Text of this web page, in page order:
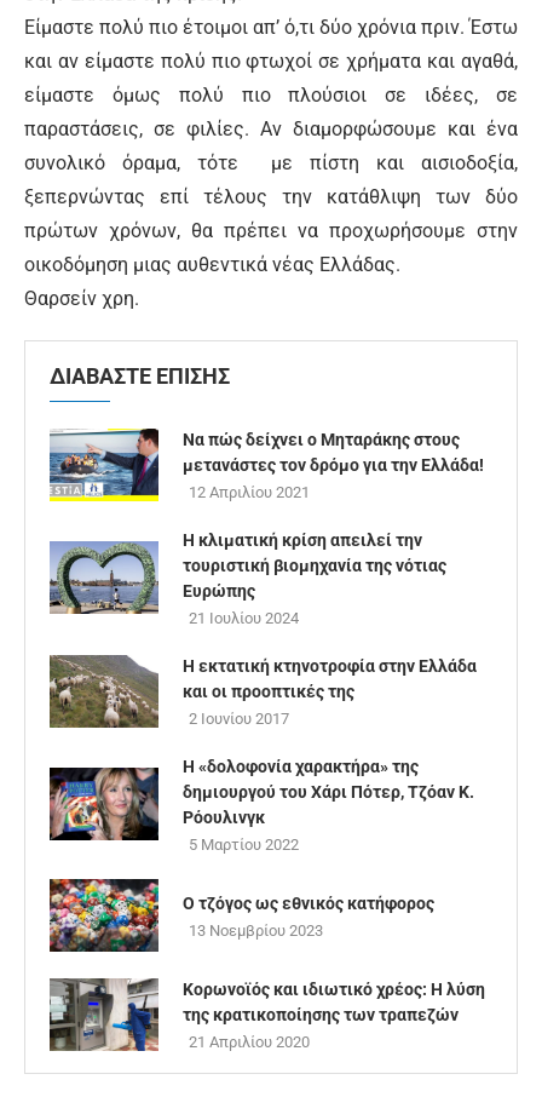
Είμαστε πολύ πιο έτοιμοι απ’ ό,τι δύο χρόνια πριν. Έστω
και αν είμαστε πολύ πιο φτωχοί σε χρήματα και αγαθά,
είμαστε όμως πολύ πιο πλούσιοι σε ιδέες, σε
παραστάσεις, σε φιλίες. Αν διαμορφώσουμε και ένα
συνολικό όραμα, τότε με πίστη και αισιοδοξία,
ξεπερνώντας επί τέλους την κατάθλιψη των δύο
πρώτων χρόνων, θα πρέπει να προχωρήσουμε στην
οικοδόμηση μιας αυθεντικά νέας Ελλάδας.
Θαρσείν χρη.
ΔΙΑΒΑΣΤΕ ΕΠΙΣΗΣ
Να πώς δείχνει ο Μηταράκης στους
μετανάστες τον δρόμο για την Ελλάδα!
12 Απριλίου 2021
Η κλιματική κρίση απειλεί την
τουριστική βιομηχανία της νότιας
Ευρώπης
21 Ιουλίου 2024
Η εκτατική κτηνοτροφία στην Ελλάδα
και οι προοπτικές της
2 Ιουνίου 2017
Η «δολοφονία χαρακτήρα» της
δημιουργού του Χάρι Πότερ, Τζόαν Κ.
Ρόουλινγκ
5 Μαρτίου 2022
Ο τζόγος ως εθνικός κατήφορος
13 Νοεμβρίου 2023
Κορωνοϊός και ιδιωτικό χρέος: Η λύση
της κρατικοποίησης των τραπεζών
21 Απριλίου 2020